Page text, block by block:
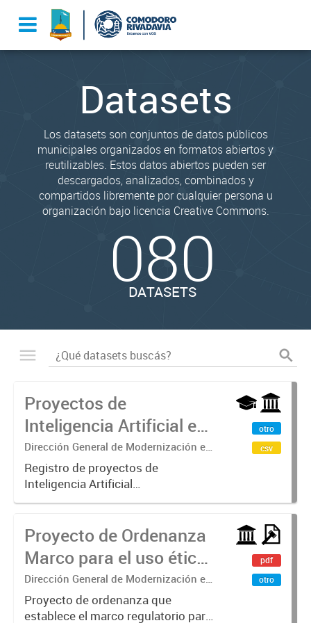
Datasets
Los datasets son conjuntos de datos públicos
municipales organizados en formatos abiertos y
reutilizables. Estos datos abiertos pueden ser
descargados, analizados, combinados y
compartidos libremente por cualquier persona u
organización bajo licencia Creative Commons.
080
DATASETS
Proyectos de
Inteligencia Artificial en
la administración
pública municipal
Dirección General de Modernización e
Investigación Territorial
Registro de proyectos de
Inteligencia Artificial
implementados en la
Comodoro Rivadavia. Incluye
información detallada de nombre,
descripción, área responsable,
área...
otro
csv
Proyecto de Ordenanza
Marco para el uso ético
de la IA
Dirección General de Modernización e
Investigación Territorial
Proyecto de ordenanza que
establece el marco regulatorio para
pdf
otro